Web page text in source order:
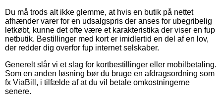
Du må trods alt ikke glemme, at hvis en butik på nettet
afhænder varer for en udsalgspris der anses for ubegribelig
letkøbt, kunne det ofte være et karakteristika der viser en fup
netbutik. Bestillinger med kort er imidlertid en del af en lov,
der redder dig overfor fup internet selskaber.
Generelt slår vi et slag for kortbestillinger eller mobilbetaling.
Som en anden løsning bør du bruge en afdragsordning som
fx ViaBill, i tilfælde af at du vil betale omkostningerne
senere.